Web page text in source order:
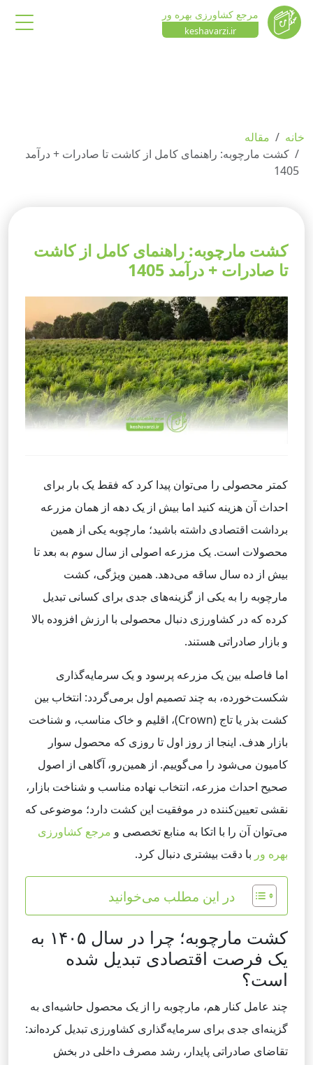
مرجع کشاورزی بهره ور
keshavarzi.ir
خانه
مقاله
کشت مارچوبه: راهنمای کامل از کاشت تا صادرات + درآمد
1405
کشت مارچوبه: راهنمای کامل از کاشت
تا صادرات + درآمد 1405
کمتر محصولی را می‌توان پیدا کرد که فقط یک بار برای
احداث آن هزینه کنید اما بیش از یک دهه از همان مزرعه
برداشت اقتصادی داشته باشید؛ مارچوبه یکی از همین
محصولات است. یک مزرعه اصولی از سال سوم به بعد تا
بیش از ده سال ساقه می‌دهد. همین ویژگی، کشت
مارچوبه را به یکی از گزینه‌های جدی برای کسانی تبدیل
کرده که در کشاورزی دنبال محصولی با ارزش افزوده بالا
و بازار صادراتی هستند.
اما فاصله بین یک مزرعه پرسود و یک سرمایه‌گذاری
شکست‌خورده، به چند تصمیم اول برمی‌گردد: انتخاب بین
کشت بذر یا تاج (Crown)، اقلیم و خاک مناسب، و شناخت
بازار هدف. اینجا از روز اول تا روزی که محصول سوار
کامیون می‌شود را می‌گوییم. از همین‌رو، آگاهی از اصول
صحیح احداث مزرعه، انتخاب نهاده مناسب و شناخت بازار،
نقشی تعیین‌کننده در موفقیت این کشت دارد؛ موضوعی که
می‌توان آن را با اتکا به منابع تخصصی و مرجع کشاورزی
بهره ور با دقت بیشتری دنبال کرد.
در این مطلب می‌خوانید
کشت مارچوبه؛ چرا در سال ۱۴۰۵ به
یک فرصت اقتصادی تبدیل شده
است؟
چند عامل کنار هم، مارچوبه را از یک محصول حاشیه‌ای به
گزینه‌ای جدی برای سرمایه‌گذاری کشاورزی تبدیل کرده‌اند:
تقاضای صادراتی پایدار، رشد مصرف داخلی در بخش